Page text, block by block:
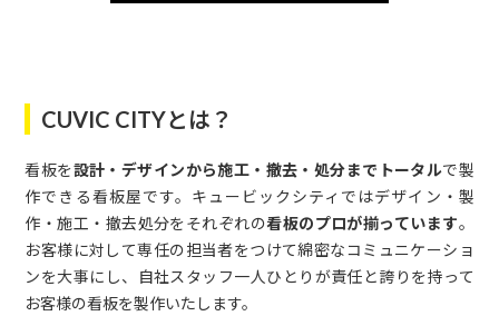
CUVIC CITYとは？
看板を設計・デザインから施工・撤去・処分までトータルで製
作できる看板屋です。キュービックシティではデザイン・製
作・施工・撤去処分をそれぞれの看板のプロが揃っています。
お客様に対して専任の担当者をつけて綿密なコミュニケーショ
ンを大事にし、自社スタッフ一人ひとりが責任と誇りを持って
お客様の看板を製作いたします。